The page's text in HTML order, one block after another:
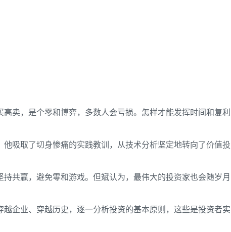
卖，是个零和博弈，多数人会亏损。怎样才能发挥时间和复利
吸取了切身惨痛的实践教训，从技术分析坚定地转向了价值投
共赢，避免零和游戏。但斌认为，最伟大的投资家也会随岁月
企业、穿越历史，逐一分析投资的基本原则，这些是投资者实